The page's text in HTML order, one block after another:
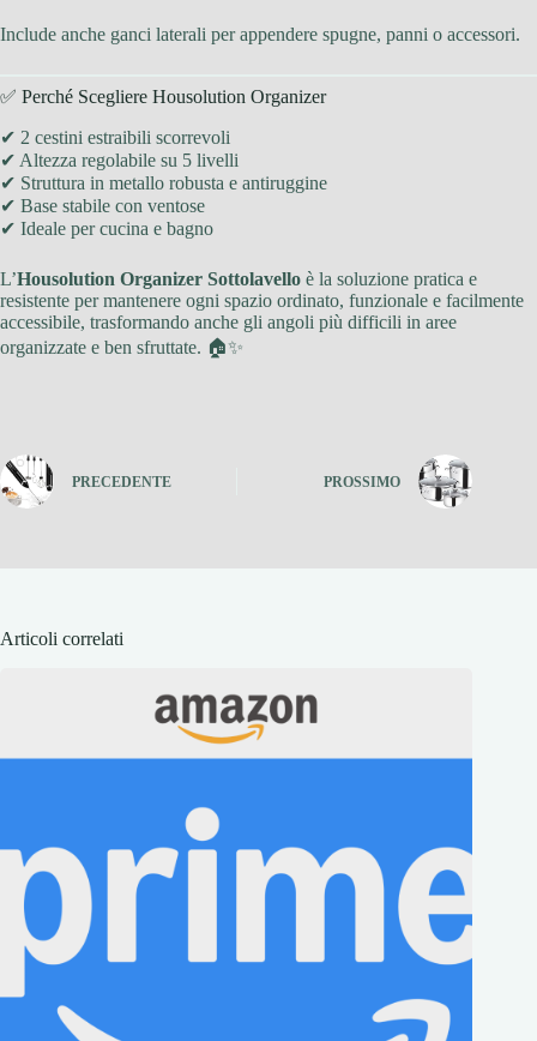
Include anche ganci laterali per appendere spugne, panni o accessori.
✅ Perché Scegliere Housolution Organizer
✔ 2 cestini estraibili scorrevoli
✔ Altezza regolabile su 5 livelli
✔ Struttura in metallo robusta e antiruggine
✔ Base stabile con ventose
✔ Ideale per cucina e bagno
L’Housolution Organizer Sottolavello è la soluzione pratica e
resistente per mantenere ogni spazio ordinato, funzionale e facilmente
accessibile, trasformando anche gli angoli più difficili in aree
organizzate e ben sfruttate. 🏠✨
PRECEDENTE PROSSIMO
Articoli correlati